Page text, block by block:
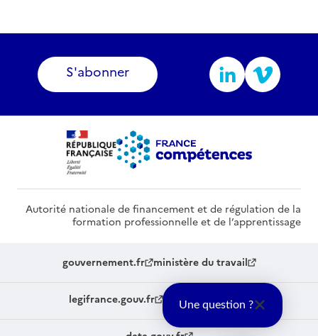
S'abonner
Autorité nationale de financement et de régulation de la
formation professionnelle et de l’apprentissage
gouvernement.fr ministère du travail
legifrance.gouv.fr service-public.fr
Une question ?